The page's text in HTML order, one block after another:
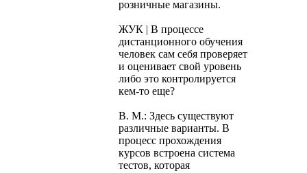
розничные магазины.
ЖУК | В процессе
дистанционного обучения
человек сам себя проверяет
и оценивает свой уровень
либо это контролируется
кем-то еще?
В. М.: Здесь существуют
различные варианты. В
процесс прохождения
курсов встроена система
тестов, которая